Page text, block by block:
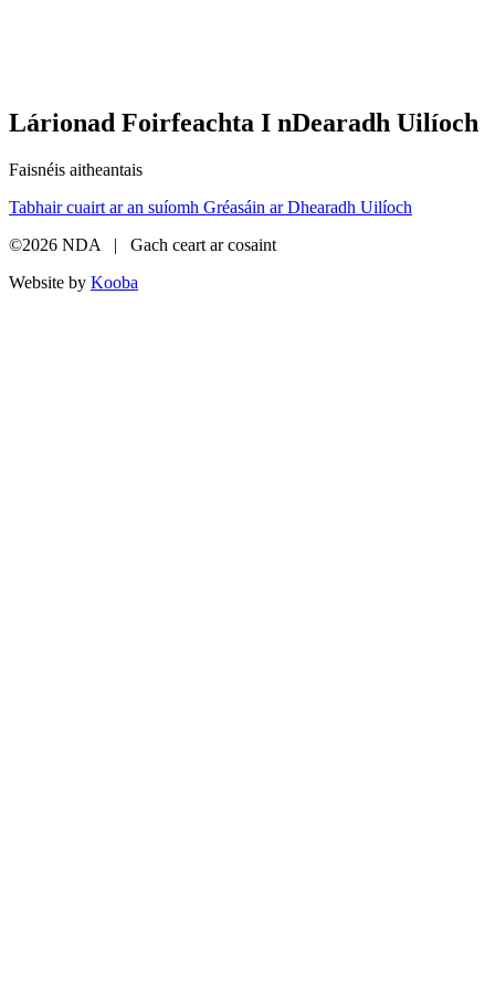
Lárionad Foirfeachta I nDearadh Uilíoch
Faisnéis aitheantais
Tabhair cuairt ar an suíomh Gréasáin ar Dhearadh Uilíoch
©2026 NDA | Gach ceart ar cosaint
Website by Kooba